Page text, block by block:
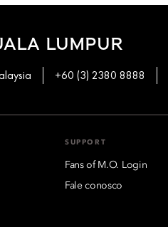
LUMPUR
+60 (3) 2380 8888
SUPPORT
Fans of M.O. Login
Fale conosco